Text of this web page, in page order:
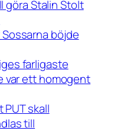
göra Stalin Stolt
böjde
farligaste
var ett homogent
PUT skall
till